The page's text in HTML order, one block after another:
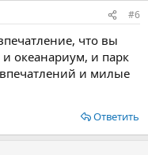
#6
что вы
океанариум, и парк
впечатлений и милые
Ответить